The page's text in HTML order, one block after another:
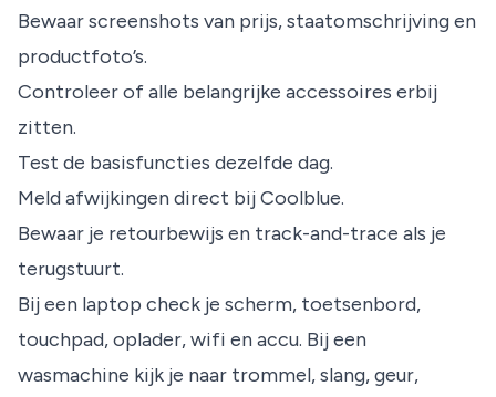
Bewaar screenshots van prijs, staatomschrijving en
productfoto’s.
Controleer of alle belangrijke accessoires erbij
zitten.
Test de basisfuncties dezelfde dag.
Meld afwijkingen direct bij Coolblue.
Bewaar je retourbewijs en track-and-trace als je
terugstuurt.
Bij een laptop check je scherm, toetsenbord,
touchpad, oplader, wifi en accu. Bij een
wasmachine kijk je naar trommel, slang, geur,